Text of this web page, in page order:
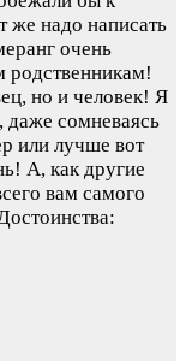
же надо написать
очень
родственникам!
но и человек! Я
даже сомневаясь
или лучше вот
А, как другие
вам самого